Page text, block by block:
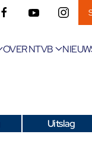
OVER NTVB
Uitslag